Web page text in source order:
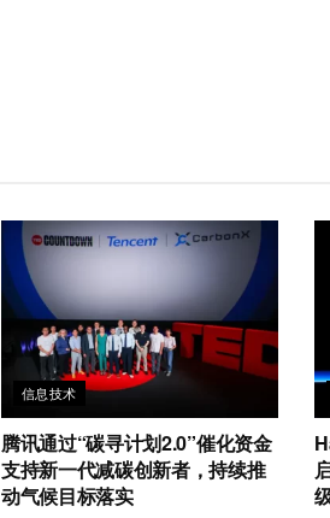
信息技术
腾讯通过“碳寻计划2.0”催化资金
支持新一代减碳创新者，持续推
动气候目标落实